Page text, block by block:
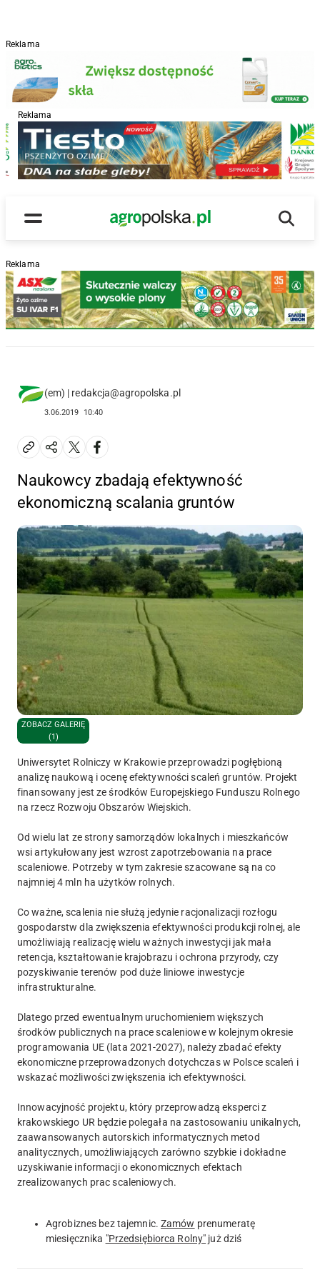
Reklama
Reklama
Menu
Main Logo
Reklama
(em) | redakcja@agropolska.pl
3.06.2019 10:40
Naukowcy zbadają efektywność
ekonomiczną scalania gruntów
ZOBACZ GALERIĘ
(1)
Uniwersytet Rolniczy w Krakowie przeprowadzi pogłębioną
analizę naukową i ocenę efektywności scaleń gruntów. Projekt
finansowany jest ze środków Europejskiego Funduszu Rolnego
na rzecz Rozwoju Obszarów Wiejskich.
Od wielu lat ze strony samorządów lokalnych i mieszkańców
wsi artykułowany jest wzrost zapotrzebowania na prace
scaleniowe. Potrzeby w tym zakresie szacowane są na co
najmniej 4 mln ha użytków rolnych.
Co ważne, scalenia nie służą jedynie racjonalizacji rozłogu
gospodarstw dla zwiększenia efektywności produkcji rolnej, ale
umożliwiają realizację wielu ważnych inwestycji jak mała
retencja, kształtowanie krajobrazu i ochrona przyrody, czy
pozyskiwanie terenów pod duże liniowe inwestycje
infrastrukturalne.
Dlatego przed ewentualnym uruchomieniem większych
środków publicznych na prace scaleniowe w kolejnym okresie
programowania UE (lata 2021-2027), należy zbadać efekty
ekonomiczne przeprowadzonych dotychczas w Polsce scaleń i
wskazać możliwości zwiększenia ich efektywności.
Innowacyjność projektu, który przeprowadzą eksperci z
krakowskiego UR będzie polegała na zastosowaniu unikalnych,
zaawansowanych autorskich informatycznych metod
analitycznych, umożliwiających zarówno szybkie i dokładne
uzyskiwanie informacji o ekonomicznych efektach
zrealizowanych prac scaleniowych.
Agrobiznes bez tajemnic. Zamów prenumeratę
miesięcznika "Przedsiębiorca Rolny" już dziś